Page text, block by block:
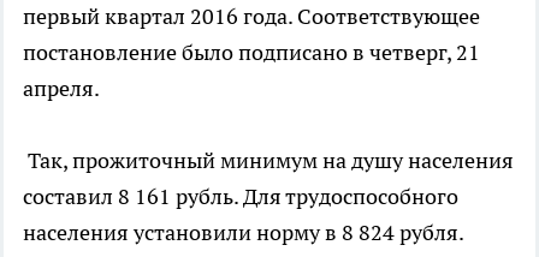
первый квартал 2016 года. Соответствующее
постановление было подписано в четверг, 21
апреля.
Так, прожиточный минимум на душу населения
составил 8 161 рубль. Для трудоспособного
населения установили норму в 8 824 рубля.